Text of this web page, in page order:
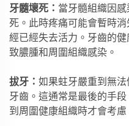
牙髓壞死： 當牙髓組織因
死。此時疼痛可能會暫時
經已經失去活力。牙齒的
致膿腫和周圍組織感染。
拔牙： 如果蛀牙嚴重到無
牙齒。這通常是最後的手
到周圍健康組織時才會考慮